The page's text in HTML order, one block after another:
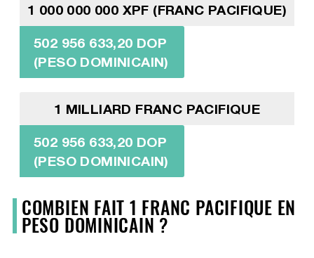
1 000 000 000 XPF (FRANC PACIFIQUE)
502 956 633,20 DOP
(PESO DOMINICAIN)
1 MILLIARD FRANC PACIFIQUE
502 956 633,20 DOP
(PESO DOMINICAIN)
COMBIEN FAIT 1 FRANC PACIFIQUE EN
PESO DOMINICAIN ?